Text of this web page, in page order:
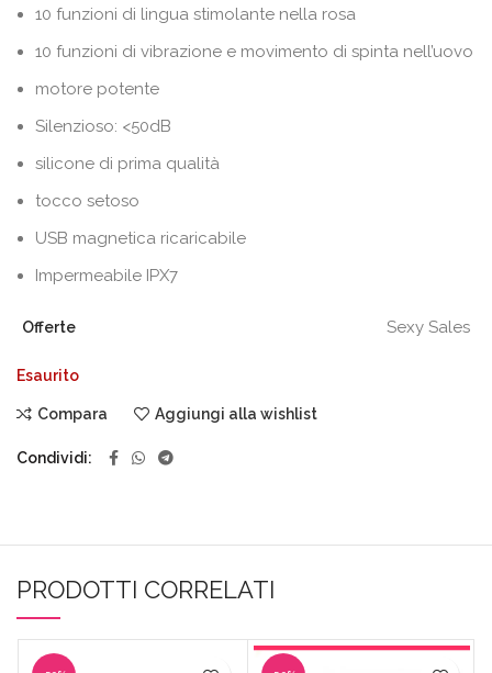
10 funzioni di lingua stimolante nella rosa
10 funzioni di vibrazione e movimento di spinta nell’uovo
motore potente
Silenzioso: <50dB
silicone di prima qualità
tocco setoso
USB magnetica ricaricabile
Impermeabile IPX7
Offerte Sexy Sales
Esaurito
Compara Aggiungi alla wishlist
Condividi
PRODOTTI CORRELATI